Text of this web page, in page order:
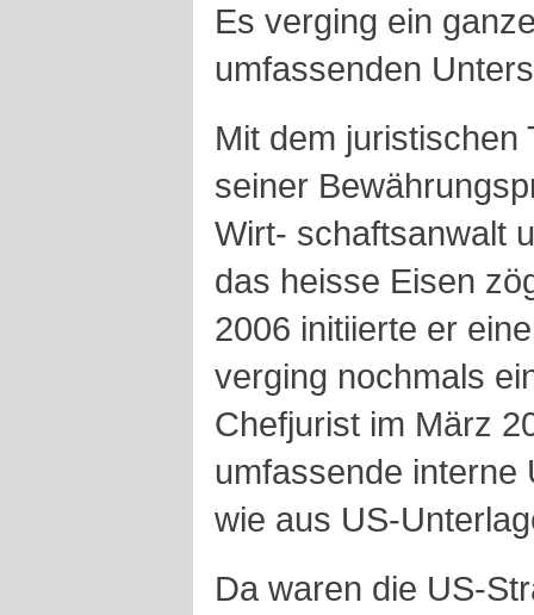
Es verging ein
umfassenden
Mit dem
seiner
Wirt- schaftsanwalt
das heisse Eisen
2006 initiierte er
verging nochmals
Chefjurist im März
umfassende interne
wie aus US-
Da waren die US-